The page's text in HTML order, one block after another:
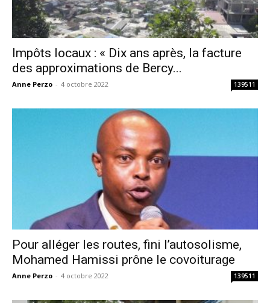
Impôts locaux : « Dix ans après, la facture
des approximations de Bercy...
Anne Perzo - 4 octobre 2022 139511
Pour alléger les routes, fini l’autosolisme,
Mohamed Hamissi prône le covoiturage
Anne Perzo - 4 octobre 2022 139511